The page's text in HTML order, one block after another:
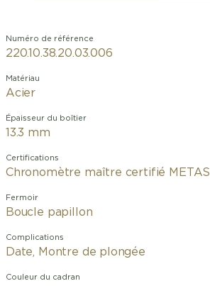
Numéro de référence
220.10.38.20.03.006
Matériau
Acier
Épaisseur du boîtier
13.3 mm
Certifications
Chronomètre maître certifié METAS
Fermoir
Boucle papillon
Complications
Date, Montre de plongée
Couleur du cadran